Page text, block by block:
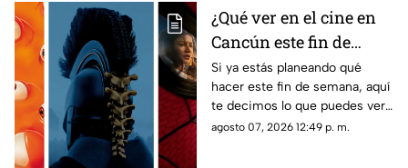
¿Qué ver en el cine en
Cancún este fin de
semana del 7 al 9 de
agosto de 2026?
Cartelera y
recomendaciones de
Si ya estás planeando qué
hacer este fin de semana, aquí
te decimos lo que puedes ver
en el cine en Cancún del 7 al 9
agosto 07, 2026 12:49 p. m.